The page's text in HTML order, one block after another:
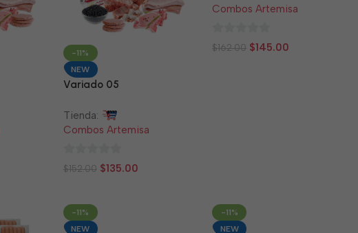
-11%
NEW
Variado 05
Tienda:
Combos Artemisa
0
$152.00 $135.00
Combos Artemisa
0
$162.00 $145.00
-11%
NEW
-11%
NEW